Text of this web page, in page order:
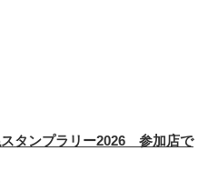
スタンプラリー2026 参加店で